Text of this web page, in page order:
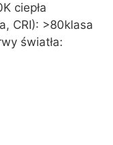
ciepła
CRI): >80klasa
światła: